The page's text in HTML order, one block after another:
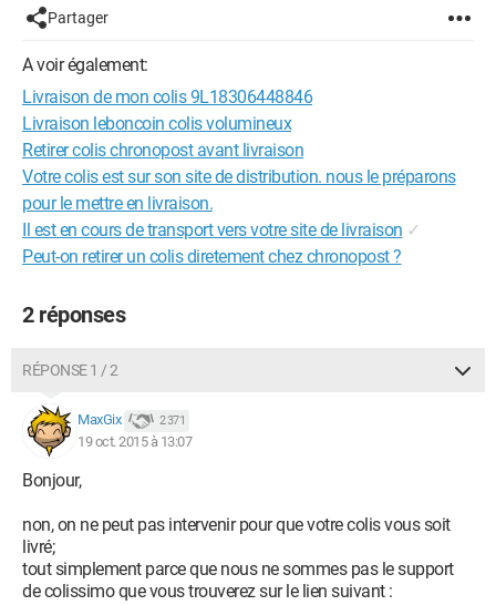
Partager
A voir également:
Livraison de mon colis 9L18306448846
Livraison leboncoin colis volumineux
Retirer colis chronopost avant livraison
Votre colis est sur son site de distribution. nous le préparons
pour le mettre en livraison.
Il est en cours de transport vers votre site de livraison ✓
Peut-on retirer un colis diretement chez chronopost ?
2 réponses
RÉPONSE 1 / 2
MaxGix 2 371
19 oct. 2015 à 13:07
Bonjour,
non, on ne peut pas intervenir pour que votre colis vous soit
livré;
tout simplement parce que nous ne sommes pas le support
de colissimo que vous trouverez sur le lien suivant :